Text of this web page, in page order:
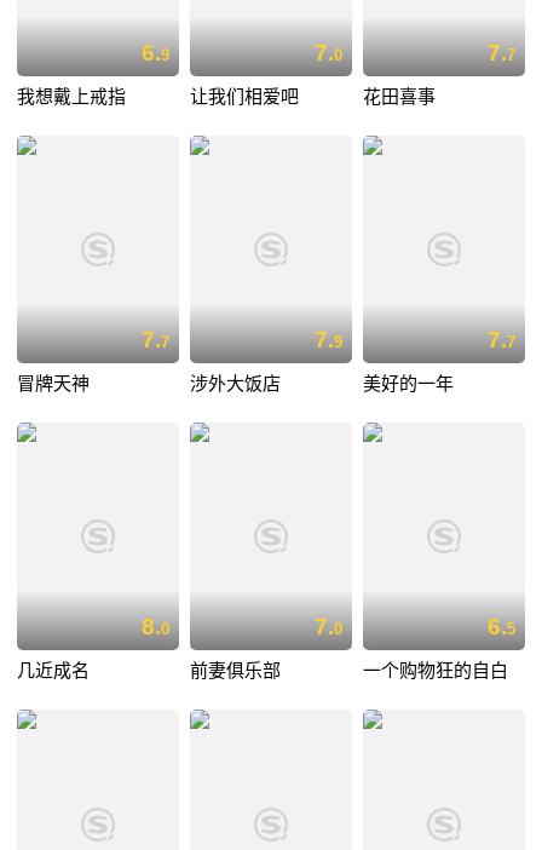
6.9
我想戴上戒指
7.0
让我们相爱吧
7.7
花田喜事
7.7
冒牌天神
7.9
涉外大饭店
7.7
美好的一年
8.0
几近成名
7.0
前妻俱乐部
6.5
一个购物狂的自白